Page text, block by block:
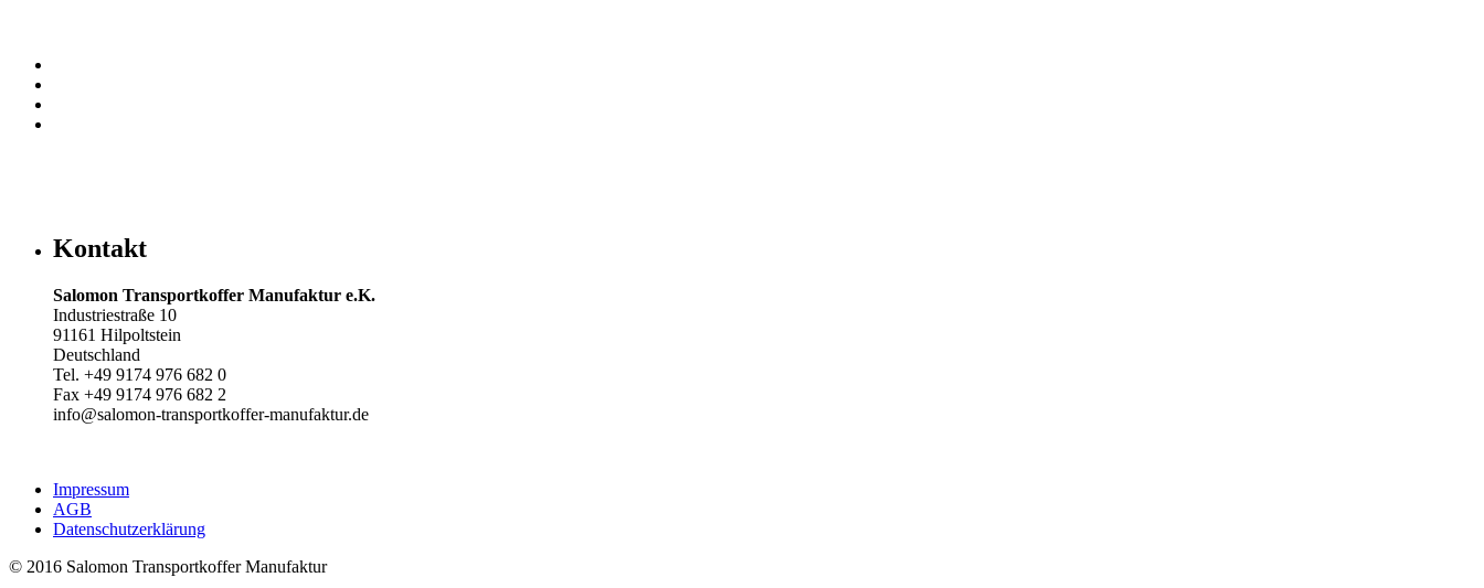
Kontakt
Salomon Transportkoffer Manufaktur e.K.
Industriestraße 10
91161 Hilpoltstein
Deutschland
Tel. +49 9174 976 682 0
Fax +49 9174 976 682 2
info@salomon-transportkoffer-manufaktur.de
Impressum
AGB
Datenschutzerklärung
© 2016 Salomon Transportkoffer Manufaktur